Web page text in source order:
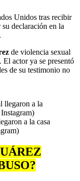
Unidos tras recibir
declaración en la
de violencia sexual
actor ya se presentó
de su testimonio no
a la casa